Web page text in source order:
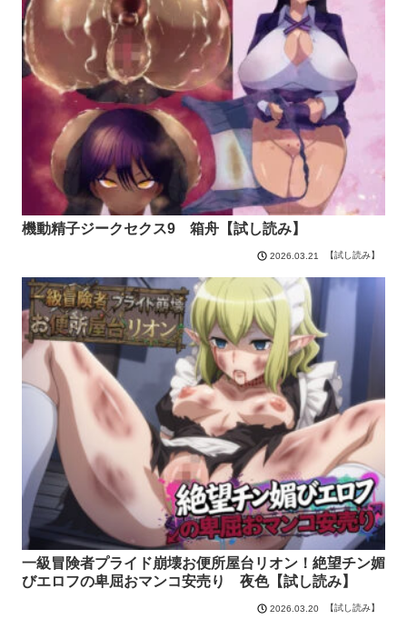
機動精子ジークセクス9 箱舟【試し読み】
2026.03.21 【試し読み】
一級冒険者プライド崩壊お便所屋台リオン！絶望チン媚
びエロフの卑屈おマンコ安売り 夜色【試し読み】
2026.03.20 【試し読み】